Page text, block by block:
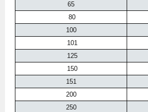
65
80
100
101
125
150
151
200
250